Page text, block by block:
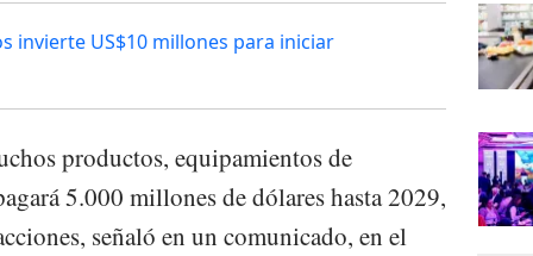
invierte US$10 millones para iniciar
productos, equipamientos de
5.000 millones de dólares hasta 2029,
señaló en un comunicado, en el